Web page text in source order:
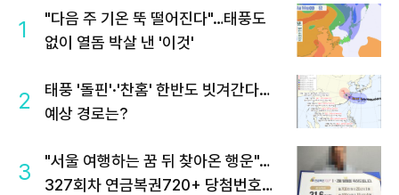
1
"다음 주 기온 뚝 떨어진다"…태풍도
없이 열돔 박살 낸 '이것'
2
태풍 '돌핀'·'찬홈' 한반도 빗겨간다…
예상 경로는?
3
"서울 여행하는 꿈 뒤 찾아온 행운"…
327회차 연금복권720+ 당첨번호조